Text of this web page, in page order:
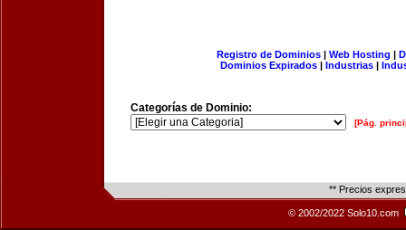
Registro de Dominios| Web Hosting |
Dominios Expirados | Industrias |
Categorías de Dominio:
[Pág.
** Precios
© 2002/2022 Solo10.com